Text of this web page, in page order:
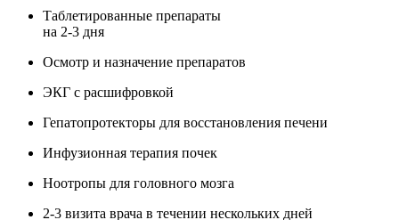
Таблетированные препараты
на 2-3 дня
Осмотр и назначение препаратов
ЭКГ с расшифровкой
Гепатопротекторы для восстановления печени
Инфузионная терапия почек
Ноотропы для головного мозга
2-3 визита врача в течении нескольких дней